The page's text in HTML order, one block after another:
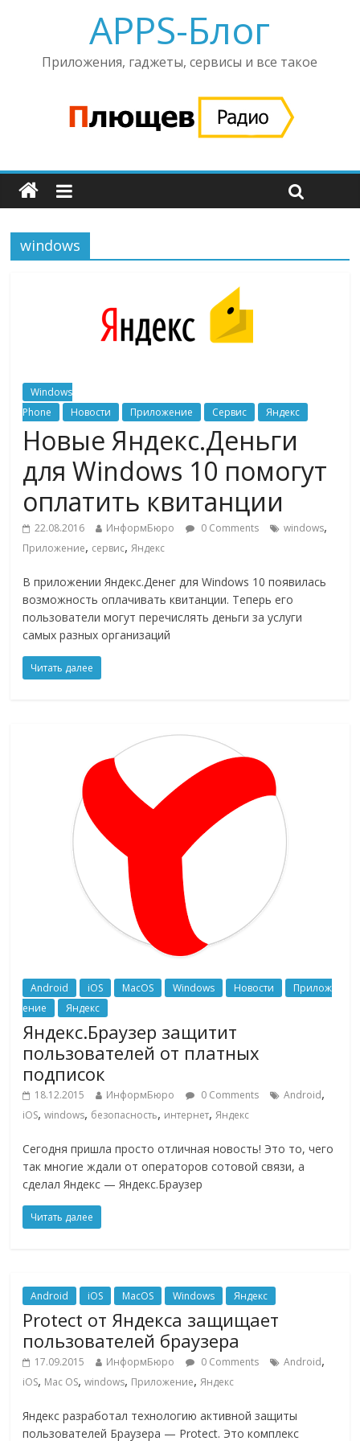
APPS-Блог
Приложения, гаджеты, сервисы и все такое
windows
Windows
Phone
Новости Приложение Сервис Яндекс
Новые Яндекс.Деньги
для Windows 10 помогут
оплатить квитанции
22.08.2016 ИнформБюро 0 Comments windows,
Приложение, сервис,Яндекс
В приложении Яндекс.Денег для Windows 10 появилась
возможность оплачивать квитанции. Теперь его
пользователи могут перечислять деньги за услуги
самых разных организаций
Читать далее
Android iOS MacOS Windows Новости
Прилож
ение
Яндекс
Яндекс.Браузер защитит
пользователей от платных
подписок
18.12.2015 ИнформБюро 0 Comments Android,
iOS,windows, безопасность, интернет,Яндекс
Сегодня пришла просто отличная новость! Это то, чего
так многие ждали от операторов сотовой связи, а
сделал Яндекс — Яндекс.Браузер
Читать далее
Android iOS MacOS Windows Яндекс
Protect от Яндекса защищает
пользователей браузера
17.09.2015 ИнформБюро 0 Comments Android,
iOS, Mac OS,windows, Приложение,Яндекс
Яндекс разработал технологию активной защиты
пользователей Браузера — Protect. Это комплекс